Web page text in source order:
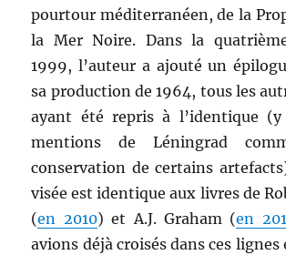
pourtour méditerranéen, de la
la Mer Noire. Dans la
1999, l’auteur a ajouté un
sa production de 1964, tous les
ayant été repris à l’identique
mentions de Léningrad
conservation de certains
visée est identique aux livres de
(en 2010) et A.J. Graham (en
avions déjà croisés dans ces lignes